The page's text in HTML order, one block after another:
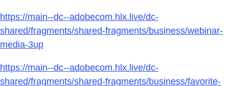
https://main--dc--adobecom.hlx.live/dc-
shared/fragments/shared-fragments/business/webinar-
media-3up
https://main--dc--adobecom.hlx.live/dc-
shared/fragments/shared-fragments/business/favorite-